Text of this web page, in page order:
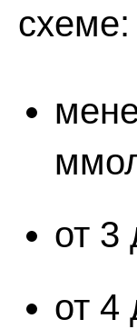
схеме:
от 3
от 4